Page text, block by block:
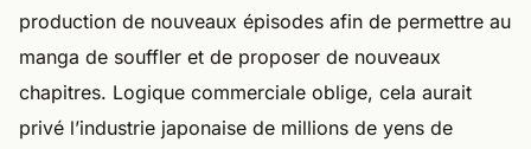
production de nouveaux épisodes afin de permettre au
manga de souffler et de proposer de nouveaux
chapitres. Logique commerciale oblige, cela aurait
privé l’industrie japonaise de millions de yens de